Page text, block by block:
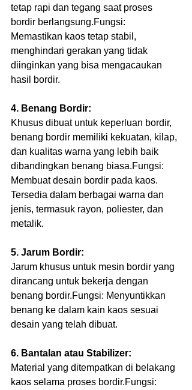
tetap rapi dan tegang saat proses
bordir berlangsung.Fungsi:
Memastikan kaos tetap stabil,
menghindari gerakan yang tidak
diinginkan yang bisa mengacaukan
hasil bordir.
4. Benang Bordir:
Khusus dibuat untuk keperluan bordir,
benang bordir memiliki kekuatan, kilap,
dan kualitas warna yang lebih baik
dibandingkan benang biasa.Fungsi:
Membuat desain bordir pada kaos.
Tersedia dalam berbagai warna dan
jenis, termasuk rayon, poliester, dan
metalik.
5. Jarum Bordir:
Jarum khusus untuk mesin bordir yang
dirancang untuk bekerja dengan
benang bordir.Fungsi: Menyuntikkan
benang ke dalam kain kaos sesuai
desain yang telah dibuat.
6. Bantalan atau Stabilizer:
Material yang ditempatkan di belakang
kaos selama proses bordir.Fungsi: